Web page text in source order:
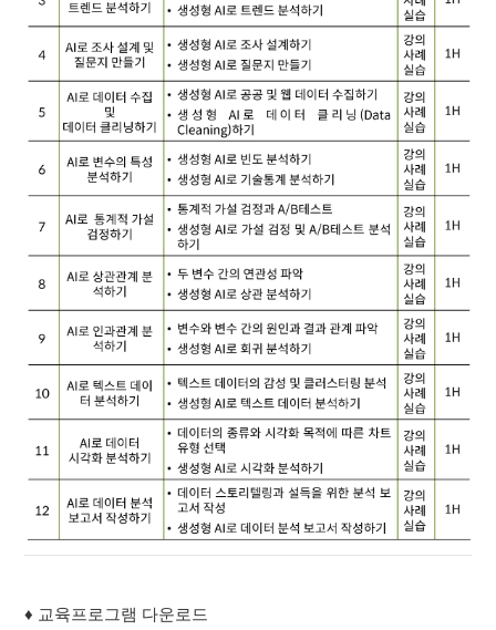
♦ 교육프로그램 다운로드